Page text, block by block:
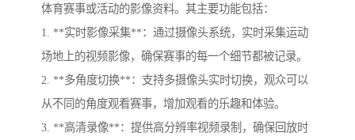
体育赛事或活动的影像资料。其主要功能包括：
1. **实时影像采集**：通过摄像头系统，实时采集运动
场地上的视频影像，确保赛事的每一个细节都被记录。
2. **多角度切换**：支持多摄像头实时切换，观众可以
从不同的角度观看赛事，增加观看的乐趣和体验。
3. **高清录像**：提供高分辨率视频录制，确保回放时